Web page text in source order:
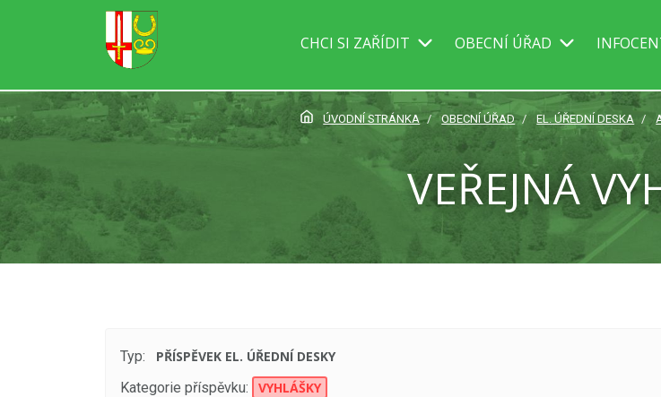
CHCI SI ZAŘÍDIT OBECNÍ ÚŘAD
ÚVODNÍ STRÁNKA OBECNÍ ÚŘAD EL. ÚŘEDNÍ DESKA
VEŘEJNÁ
Typ:
PŘÍSPĚVEK EL. ÚŘEDNÍ DESKY
Kategorie příspěvku:
VYHLÁŠKY